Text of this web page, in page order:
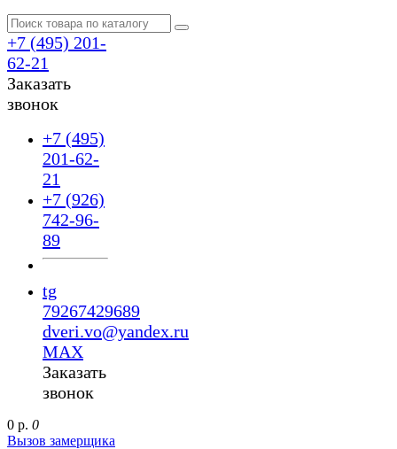
+7 (495) 201-
62-21
Заказать
звонок
+7 (495)
201-62-
21
+7 (926)
742-96-
89
tg
79267429689
dveri.vo@yandex.ru
MAX
Заказать
звонок
0 р. 0
Вызов замерщика